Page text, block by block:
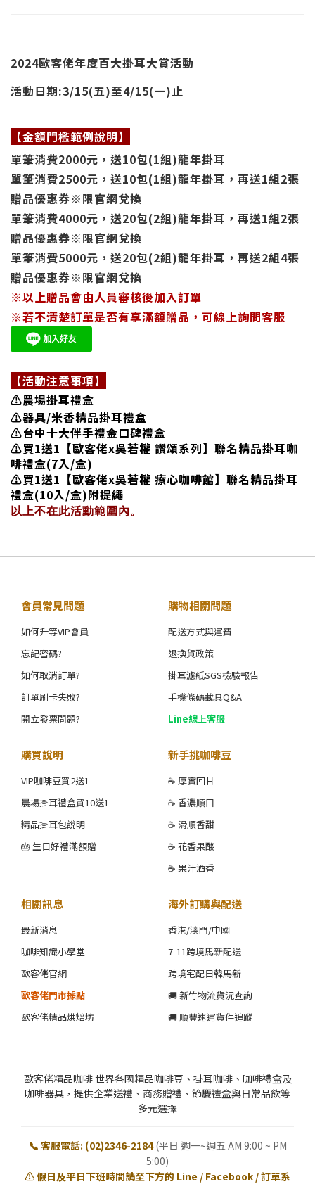
2024歐客佬年度百大掛耳大賞活動
活動日期:3/15(五)至4/15(一)止
【金額門檻範例說明】
單筆消費2000元， 送10包(1組)龍年掛耳
單筆消費2500元， 送10包(1組)龍年掛耳， 再送1組2張
贈品優惠券※限官網兌換
單筆消費4000元， 送20包(2組)龍年掛耳， 再送1組2張
贈品優惠券※限官網兌換
單筆消費5000元， 送20包(2組)龍年掛耳， 再送2組4張
贈品優惠券※限官網兌換
※以上贈品會由人員審核後加入訂單
※若不清楚訂單是否有享滿額贈品，可線上詢問客服
【活動注意事項】
⚠️農場掛耳禮盒
⚠️器具/米香精品掛耳禮盒
⚠️台中十大伴手禮金口碑禮盒
⚠️買1送1【歐客佬x吳若權 讚頌系列】聯名精品掛耳咖
啡禮盒(7入/盒)
⚠️買1送1【歐客佬x吳若權 療心咖啡館】聯名精品掛耳
禮盒(10入/盒)附提繩
以上不在此活動範圍內。
會員常見問題
如何升等VIP會員
忘記密碼?
如何取消訂單?
訂單刷卡失敗?
開立發票問題?
購物相關問題
配送方式與運費
退換貨政策
掛耳濾紙SGS檢驗報告
手機條碼載具Q&A
Line線上客服
購買說明
VIP咖啡豆買2送1
農場掛耳禮盒買10送1
精品掛耳包說明
🎂 生日好禮滿額贈
新手挑咖啡豆
☕ 厚實回甘
☕ 香濃順口
☕ 滑順香甜
☕ 花香果酸
☕ 果汁酒香
相關訊息
最新消息
咖啡知識小學堂
歐客佬官網
歐客佬門市據點
歐客佬精品烘焙坊
海外訂購與配送
香港/澳門/中國
7-11跨境馬新配送
跨境宅配日韓馬新
🚚 新竹物流貨況查詢
🚚 順豐速運貨件追蹤
歐客佬精品咖啡 世界各國精品咖啡豆、掛耳咖啡、咖啡禮盒及
咖啡器具，提供企業送禮、商務贈禮、節慶禮盒與日常品飲等
多元選擇
📞 客服電話: (02)2346-2184 (平日 週一~週五 AM 9:00 ~ PM
5:00)
⚠️ 假日及平日下班時間請至下方的 Line / Facebook / 訂單系